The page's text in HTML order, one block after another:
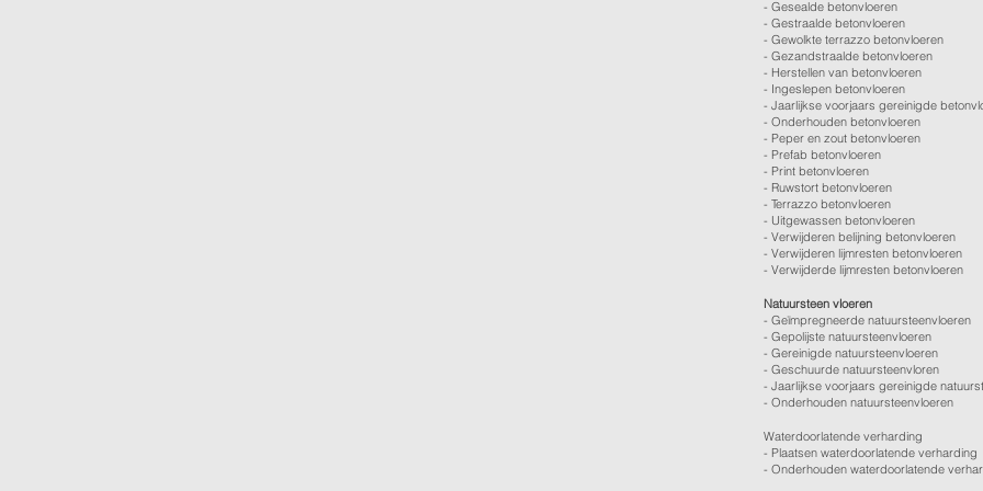
-Gesealde betonvloeren
-Gestraalde betonvloeren
-Gewolkte terrazzo betonvloeren
-Gezandstraalde betonvloeren
- Herstellen van betonvloeren
- Ingeslepen betonvloeren
-Jaarlijkse voorjaars gereinigde
-Onderhouden betonvloeren
-Peper en zout betonvloeren
-Prefab betonvloeren
- Print betonvloeren
- Ruwstort betonvloeren
-Terrazzo betonvloeren
- Uitgewassen betonvloeren
-Verwijderen belijning betonvloeren
-Verwijderen lijmresten betonvloeren
- Verwijderde lijmresten betonvloeren
Natuursteen vloeren
- Geïmpregneerde natuursteenvloeren
- Gepolijste natuursteenvloeren
- Gereinigde natuursteenvloeren
- Geschuurde natuursteenvloren
- Jaarlijkse voorjaars gereinigde
- Onderhouden natuursteenvloeren
Waterdoorlatende verharding
- Plaatsen waterdoorlatende verharding
- Onderhouden waterdoorlatende